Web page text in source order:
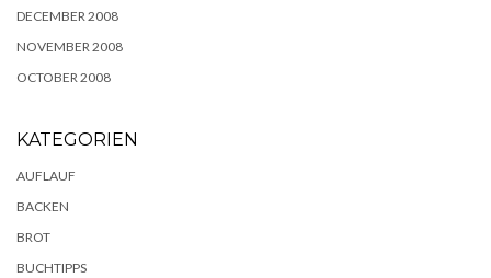
DECEMBER 2008
NOVEMBER 2008
OCTOBER 2008
KATEGORIEN
AUFLAUF
BACKEN
BROT
BUCHTIPPS